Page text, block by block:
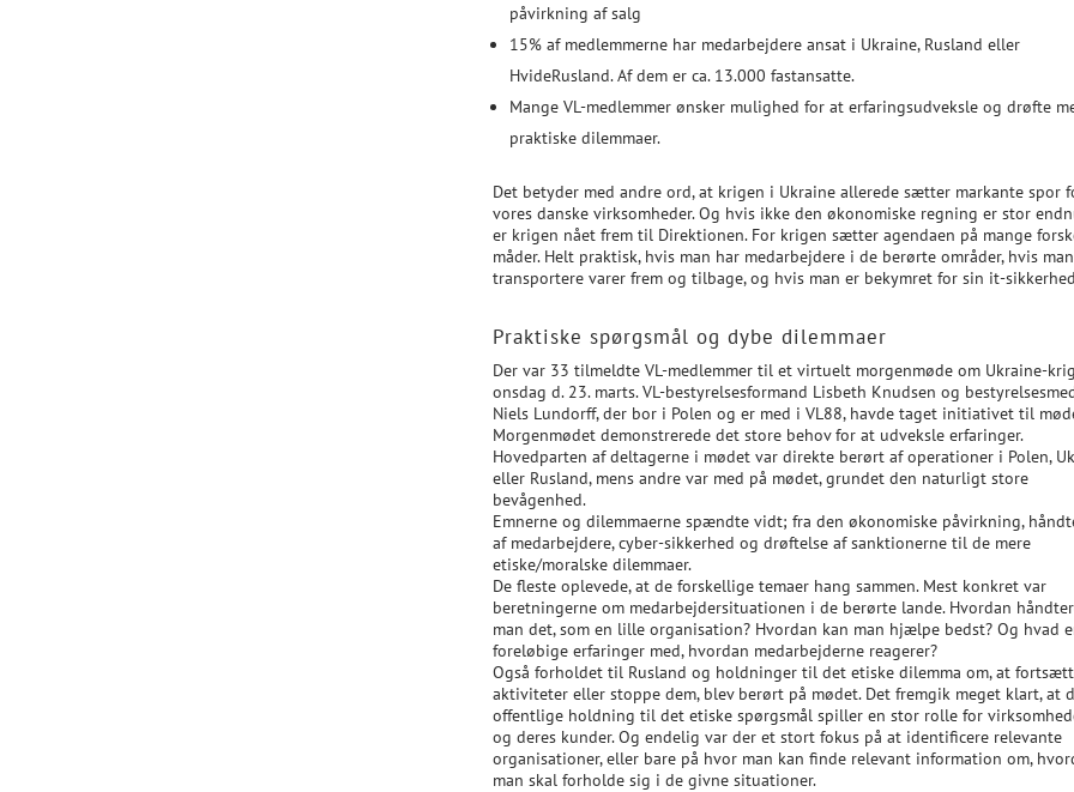
påvirkning af salg
15% af medlemmerne har medarbejdere ansat i Ukraine, Rusland eller
HvideRusland. Af dem er ca. 13.000 fastansatte.
Mange VL-medlemmer ønsker mulighed for at erfaringsudveksle og drøfte
praktiske dilemmaer.
Det betyder med andre ord, at krigen i Ukraine allerede sætter markante spor
vores danske virksomheder. Og hvis ikke den økonomiske regning er stor
er krigen nået frem til Direktionen. For krigen sætter agendaen på mange
måder. Helt praktisk, hvis man har medarbejdere i de berørte områder, hvis
transportere varer frem og tilbage, og hvis man er bekymret for sin it-
Praktiske spørgsmål og dybe dilemmaer
Der var 33 tilmeldte VL-medlemmer til et virtuelt morgenmøde om Ukraine-
onsdag d. 23. marts. VL-bestyrelsesformand Lisbeth Knudsen og
Niels Lundorff, der bor i Polen og er med i VL88, havde taget initiativet til
Morgenmødet demonstrerede det store behov for at udveksle erfaringer.
Hovedparten af deltagerne i mødet var direkte berørt af operationer i Polen,
eller Rusland, mens andre var med på mødet, grundet den naturligt store
bevågenhed.
Emnerne og dilemmaerne spændte vidt; fra den økonomiske påvirkning,
af medarbejdere, cyber-sikkerhed og drøftelse af sanktionerne til de mere
etiske/moralske dilemmaer.
De fleste oplevede, at de forskellige temaer hang sammen. Mest konkret var
beretningerne om medarbejdersituationen i de berørte lande. Hvordan
man det, som en lille organisation? Hvordan kan man hjælpe bedst? Og hvad
foreløbige erfaringer med, hvordan medarbejderne reagerer?
Også forholdet til Rusland og holdninger til det etiske dilemma om, at
aktiviteter eller stoppe dem, blev berørt på mødet. Det fremgik meget klart, at
offentlige holdning til det etiske spørgsmål spiller en stor rolle for
og deres kunder. Og endelig var der et stort fokus på at identificere relevante
organisationer, eller bare på hvor man kan finde relevant information om,
man skal forholde sig i de givne situationer.